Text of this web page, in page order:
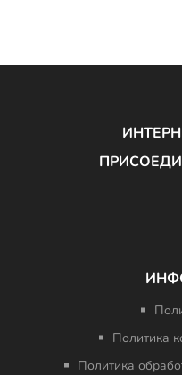
Политика
Политика